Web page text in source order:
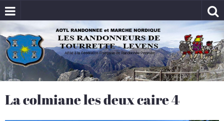
La colmiane les deux caire 4